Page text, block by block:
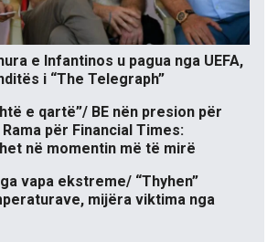
e Infantinos u pagua nga UEFA,
i “The Telegraph”
e qartë”/ BE nën presion për
për Financial Times:
në momentin më të mirë
vapa ekstreme/ “Thyhen”
mijëra viktima nga